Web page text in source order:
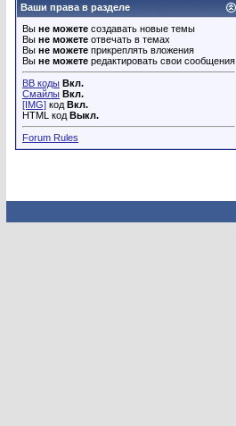
Ваши права в разделе
Вы не можете создавать новые темы
Вы не можете отвечать в темах
Вы не можете прикреплять вложения
Вы не можете редактировать свои сообщения
BB коды Вкл.
Смайлы Вкл.
[IMG] код Вкл.
HTML код Выкл.
Forum Rules